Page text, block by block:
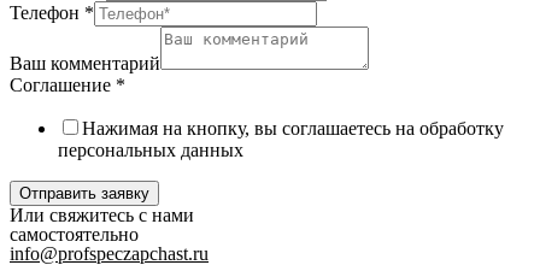
Телефон *
Ваш комментарий
Соглашение *
Нажимая на кнопку, вы соглашаетесь на обработку
персональных данных
Отправить заявку
Или свяжитесь с нами
самостоятельно
info@profspeczapchast.ru